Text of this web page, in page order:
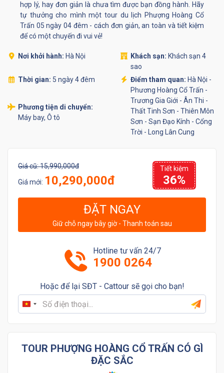
hợp lý, hay đơn giản là chưa tìm được bạn đồng hành. Hãy
tự thưởng cho mình một tour du lịch Phượng Hoàng Cổ
Trấn 05 ngày 04 đêm - cách đơn giản, an toàn và tiết kiệm
để có một chuyến đi vui vẻ!
Nơi khởi hành: Hà Nội Khách sạn: Khách sạn 4
sao
Thời gian: 5 ngày 4 đêm Điểm tham quan: Hà Nội -
Phương Hoàng Cổ Trấn -
Trương Gia Giới - Ân Thi -
Thất Tinh Sơn - Thiên Môn
Sơn - Sạn Đạo Kính - Cổng
Trời - Long Lân Cung
Phương tiện di chuyển:
Máy bay, Ô tô
TOUR PHƯỢNG HOÀNG CỔ TRẤN CÓ GÌ
ĐẶC SẮC
Giá cũ:15,990,000đ
Giá mới: 10,290,000đ
Tiết kiệm
36%
ĐẶT NGAY
Giữ chỗ ngay bây giờ - Thanh toán sau
Hotline tư vấn 24/7
1900 0264
Hoặc để lại SĐT - Cattour sẽ gọi cho bạn!
Vietnam